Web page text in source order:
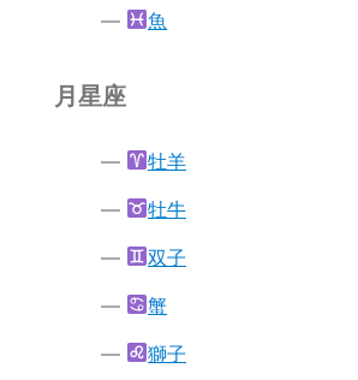
魚
月星座
牡羊
牡牛
双子
蟹
獅子